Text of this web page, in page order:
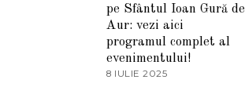
pe Sfântul Ioan Gură de
Aur: vezi aici
programul complet al
evenimentului!
8 IULIE 2025